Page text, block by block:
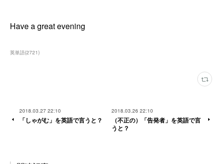
Have a great evening
英単語(2721)
2018.03.27 22:10
「しゃがむ」を英語で言うと？
2018.03.26 22:10
（不正の）「告発者」を英語で言
うと？